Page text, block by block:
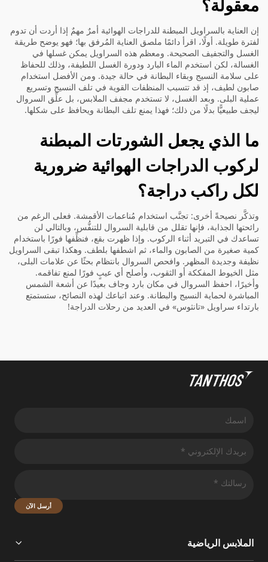
معقولة؟
إن العناية بالسراويل المبطنة للدراجات الهوائية أمرٌ مهمٌ إذا أردت أن تدوم
لفترة طويلة. أولًا، اقرأ دائمًا ملصق العناية المُرفق بها؛ فهو يوضح طريقة
الغسل والتجفيف الصحيحة. ومعظم هذه السراويل يمكن غسلها في
الغسالة، لكن استخدم الماء البارد ودورة الغسل اللطيفة، وذلك للحفاظ
على سلامة النسيج وبقاء البطانة في حالة جيدة. ومن الأفضل استخدام
صابون لطيف، إذ قد تتسبب المنظفات القوية في تلف النسيج وتسريع
عملية البلى. وبعد الغسل، لا تستخدم مجفف الملابس، بل علِّق السروال
ليجف طبيعيًّا بدلًا من ذلك؛ فهذا يمنع تلف البطانة ويحافظ على شكلها.
ما الذي يجعل الشورتات المبطنة
لركوب الدراجات الهوائية ضرورية
لكل راكب دراجة؟
وتذكَّر نصيحةً أخرى: تجنَّب استخدام مُناعمات الأقمشة. فعلى الرغم من
رائحتها الجذابة، فإنها تقلل من قابلية السروال للتنفُّس، وبالتالي لن
تساعدك في التبريد أثناء الركوب. وإذا ظهرت بقع، فنظِّفها فورًا باستخدام
كمية صغيرة من الصابون والماء، ثم اشطفها بلطف. وهكذا تبقى السراويل
نظيفة وجديدة المظهر. وافحص السروال بانتظام بحثًا عن علامات البلى،
مثل الخيوط المفككة أو الثقوب، وأصلح أي عيبٍ فورًا لمنع تفاقمه.
وأخيرًا، احفظ السروال في مكان بارد وجاف بعيدًا عن أشعة الشمس
المباشرة لحماية النسيج والبطانة. وعند اتباعك لهذه النصائح، ستستمتع
بارتداء سراويل «تانثوس» في العديد من رحلات الدراجة!
أرسل الآن
الملابس الرياضية